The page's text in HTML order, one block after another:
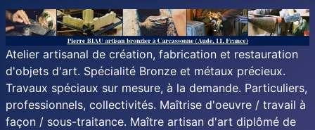
Atelier artisanal de création, fabrication et restauration
d'objets d'art. Spécialité Bronze et métaux précieux.
Travaux spéciaux sur mesure, à la demande. Particuliers,
professionnels, collectivités. Maîtrise d'oeuvre / travail à
façon / sous-traitance. Maître artisan d'art diplômé de